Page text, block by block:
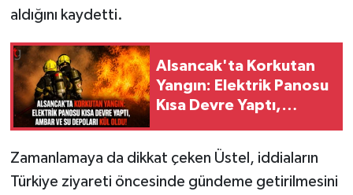
aldığını kaydetti.
Alsancak'ta Korkutan
Yangın: Elektrik Panosu
Kısa Devre Yaptı,
Kül Oldu!
Zamanlamaya da dikkat çeken Üstel, iddiaların
Türkiye ziyareti öncesinde gündeme getirilmesini